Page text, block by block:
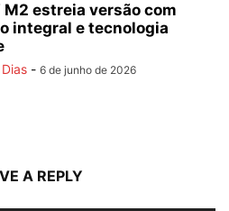
M2 estreia versão com
integral e tecnologia
- 6 de junho de 2026
A REPLY